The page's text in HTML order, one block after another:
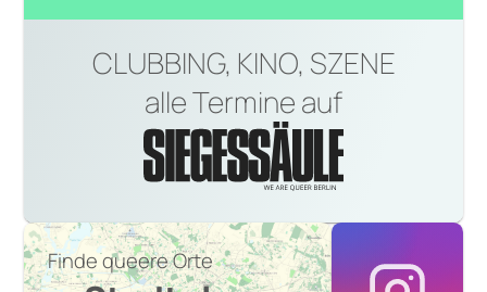
CLUBBING, KINO, SZENE
alle Termine auf
Finde queere Orte